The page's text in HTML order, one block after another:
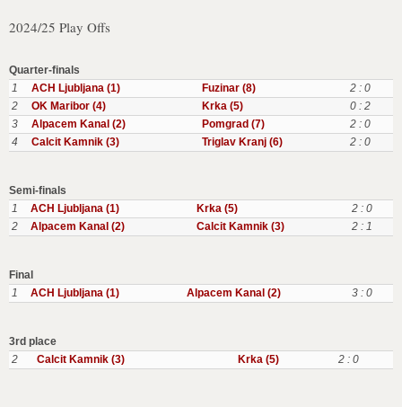
2024/25 Play Offs
Quarter-finals
1
ACH Ljubljana (1) Fuzinar (8)
2 : 0
2
OK Maribor (4) Krka (5)
0 : 2
3
Alpacem Kanal (2) Pomgrad (7)
2 : 0
4
Calcit Kamnik (3) Triglav Kranj (6) 2 : 0
Semi-finals
1
ACH Ljubljana (1) Krka (5)
2 : 0
2
Alpacem Kanal (2) Calcit Kamnik (3) 2 : 1
Final
1
ACH Ljubljana (1) Alpacem Kanal (2) 3 : 0
3rd place
2
Calcit Kamnik (3) Krka (5) 2 : 0